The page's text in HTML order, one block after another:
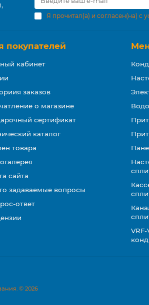
Я прочитал(а) и согласен(на) с
покупателей
кабинет
заказов
о магазине
сертификат
каталог
товара
сайта
задаваемые вопросы
ответ
© 2026